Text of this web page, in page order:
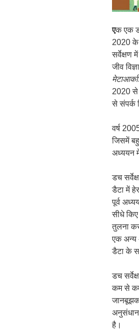
एक एक
2020 के
सर्वेक्षण
जीव
2020 से
से संपर्क
वर्ष
जिसमें
अध्ययन
डच
डैटा में
पूर्व
सीधे
तुलना
एक अन्य
डैटा के
डच
कम से कम
अनुसंधान
है।